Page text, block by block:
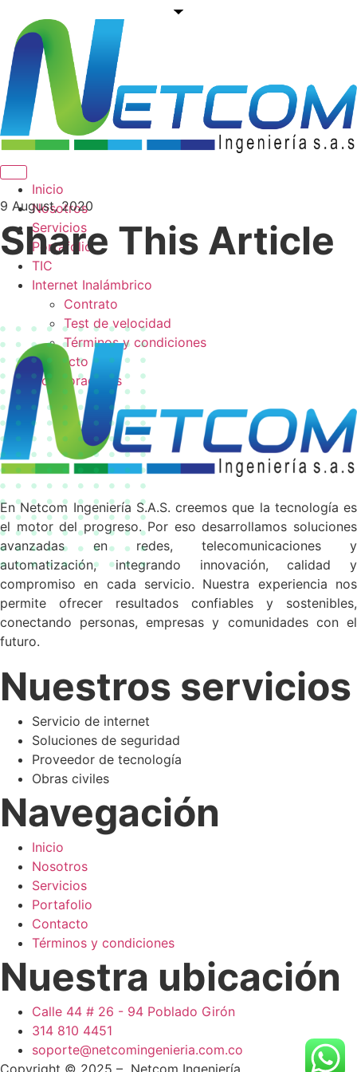
Inicio
Nosotros
Servicios
Portafolio
TIC
Internet Inalámbrico
Contrato
Test de velocidad
Términos y condiciones
Contacto
Colaboradores
Menú conmutador hamburguesa
9 August, 2020
Share This Article
En Netcom Ingeniería S.A.S. creemos que la tecnología es
el motor del progreso. Por eso desarrollamos soluciones
avanzadas en redes, telecomunicaciones y
automatización, integrando innovación, calidad y
compromiso en cada servicio. Nuestra experiencia nos
permite ofrecer resultados confiables y sostenibles,
conectando personas, empresas y comunidades con el
futuro.
Nuestros servicios
Servicio de internet
Soluciones de seguridad
Proveedor de tecnología
Obras civiles
Navegación
Inicio
Nosotros
Servicios
Portafolio
Contacto
Términos y condiciones
Nuestra ubicación
Calle 44 # 26 - 94 Poblado Girón
314 810 4451
soporte@netcomingenieria.com.co